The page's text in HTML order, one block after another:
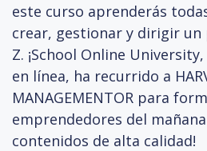
este curso aprenderás
crear, gestionar y dirigir un
Z. ¡School Online
en línea, ha recurrido a
MANAGEMENTOR para
emprendedores del
contenidos de alta calidad!